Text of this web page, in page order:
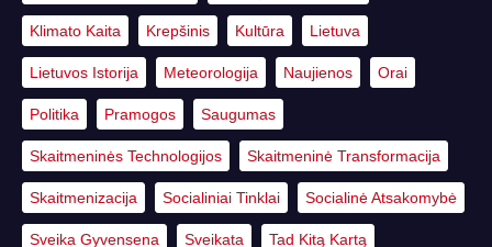
Klimato Kaita Krepšinis Kultūra Lietuva
Lietuvos Istorija Meteorologija Naujienos Orai
Politika Pramogos Saugumas
Skaitmeninės Technologijos Skaitmeninė Transformacija
Skaitmenizacija Socialiniai Tinklai Socialinė Atsakomybė
Sveika Gyvensena Sveikata Tad Kitą Kartą